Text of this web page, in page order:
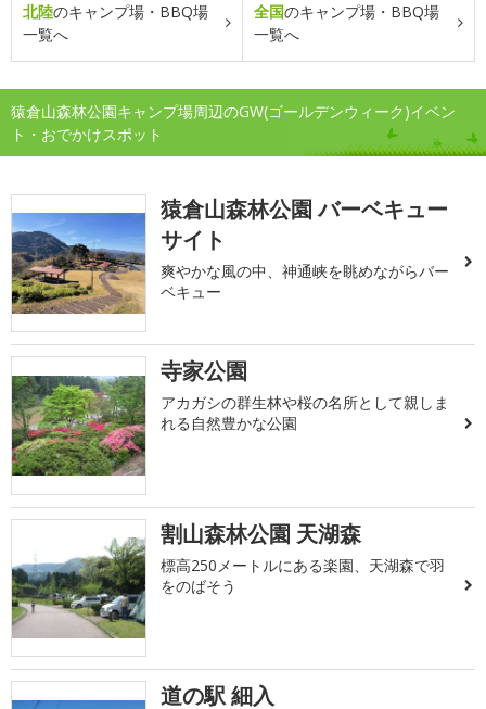
北陸のキャンプ場・BBQ場
一覧へ
全国のキャンプ場・BBQ場
一覧へ
猿倉山森林公園キャンプ場周辺のGW(ゴールデンウィーク)イベン
ト・おでかけスポット
猿倉山森林公園 バーベキュー
サイト
爽やかな風の中、神通峡を眺めながらバー
ベキュー
寺家公園
アカガシの群生林や桜の名所として親しま
れる自然豊かな公園
割山森林公園 天湖森
標高250メートルにある楽園、天湖森で羽
をのばそう
道の駅 細入